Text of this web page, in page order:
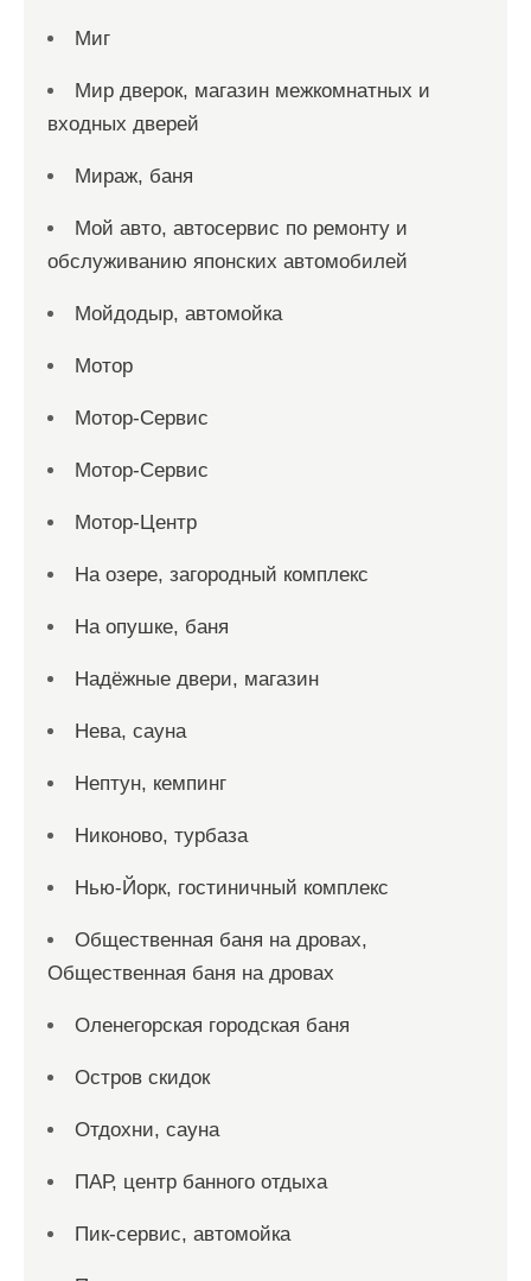
Миг
Мир дверок, магазин межкомнатных и
входных дверей
Мираж, баня
Мой авто, автосервис по ремонту и
обслуживанию японских автомобилей
Мойдодыр, автомойка
Мотор
Мотор-Сервис
Мотор-Сервис
Мотор-Центр
На озере, загородный комплекс
На опушке, баня
Надёжные двери, магазин
Нева, сауна
Нептун, кемпинг
Никоново, турбаза
Нью-Йорк, гостиничный комплекс
Общественная баня на дровах,
Общественная баня на дровах
Оленегорская городская баня
Остров скидок
Отдохни, сауна
ПАР, центр банного отдыха
Пик-сервис, автомойка